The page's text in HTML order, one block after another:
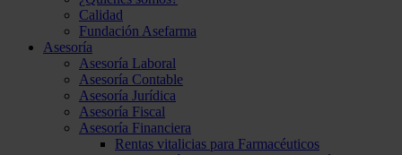
Calidad
Fundación Asefarma
Asesoría
Asesoría Laboral
Asesoría Contable
Asesoría Jurídica
Asesoría Fiscal
Asesoría Financiera
Rentas vitalicias para Farmacéuticos